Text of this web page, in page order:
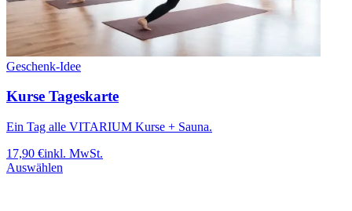
Geschenk-Idee
Kurse Tageskarte
Ein Tag alle VITARIUM Kurse + Sauna.
17,90 €inkl. MwSt.
Auswählen